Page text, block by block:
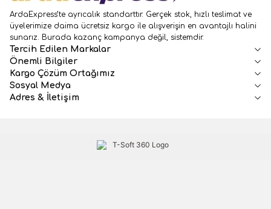
ArdaExpress’te ayrıcalık standarttır. Gerçek stok, hızlı teslimat ve
üyelerimize daima ücretsiz kargo ile alışverişin en avantajlı halini
sunarız. Burada kazanç kampanya değil, sistemdir.
Tercih Edilen Markalar
Önemli Bilgiler
Kargo Çözüm Ortağımız
Sosyal Medya
Adres & İletişim